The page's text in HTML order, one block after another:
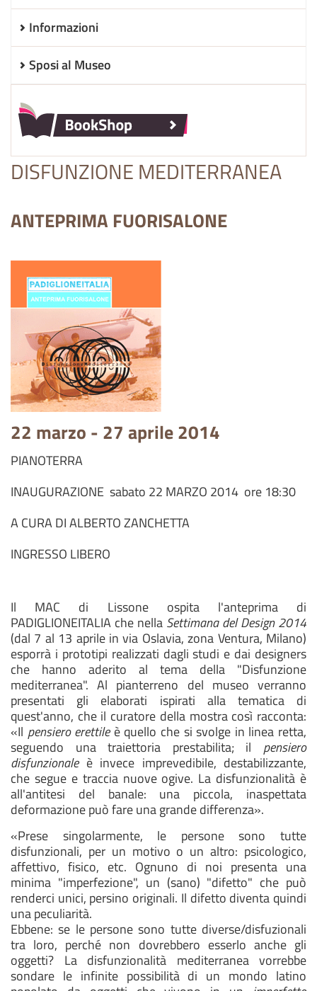
Informazioni
Sposi al Museo
DISFUNZIONE MEDITERRANEA
ANTEPRIMA FUORISALONE
22 marzo - 27 aprile 2014
PIANOTERRA
INAUGURAZIONE sabato 22 MARZO 2014 ore 18:30
A CURA DI ALBERTO ZANCHETTA
INGRESSO LIBERO
Il MAC di Lissone ospita l'anteprima di
PADIGLIONEITALIA che nella Settimana delDesign 2014
(dal 7 al 13 aprile in via Oslavia,zona Ventura, Milano)
esporrà i prototipi realizzati dagli studi e dai designers
che hanno aderito al tema della "Disfunzione
mediterranea". Al pianterreno del museo verranno
presentati gli elaborati ispirati alla tematica di
quest'anno, che il curatore della mostra così racconta:
«Il pensiero erettile è quello che si svolge in linea retta,
seguendo una traiettoria prestabilita; il pensiero
disfunzionale è invece imprevedibile, destabilizzante,
che segue e traccia nuove ogive. La disfunzionalità è
all'antitesi del banale: una piccola, inaspettata
deformazione può fare una grande differenza».
«Prese singolarmente, le persone sono tutte
disfunzionali, per un motivo o un altro: psicologico,
affettivo, fisico, etc. Ognuno di noi presenta una
minima "imperfezione", un (sano) "difetto" che può
renderci unici, persino originali. Il difetto diventa quindi
una peculiarità.
Ebbene: se le persone sono tutte diverse/disfuzionali
tra loro, perché non dovrebbero esserlo anche gli
oggetti? La disfunzionalità mediterranea vorrebbe
sondare le infinite possibilità di un mondo latino